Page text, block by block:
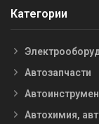
Категории
Автозапчасти
Автохимия,